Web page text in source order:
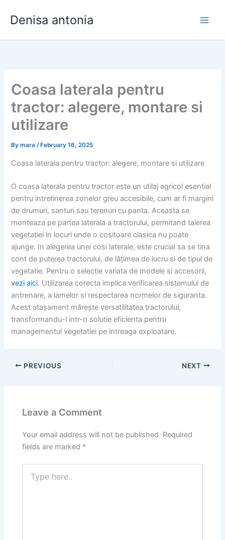
Denisa antonia
Coasa laterala pentru
tractor: alegere, montare si
utilizare
Bymara/ February 16, 2025
Coasa laterala pentru tractor: alegere, montare si utilizare
O coasa laterala pentru tractor este un utilaj agricol esential
pentru intretinerea zonelor greu accesibile, cum ar fi margini
de drumuri, santuri sau terenuri cu panta. Aceasta se
monteaza pe partea laterala a tractorului, permitand taierea
vegetatiei in locuri unde o cositoare clasica nu poate
ajunge. In alegerea unei cosi laterale, este crucial sa se tina
cont de puterea tractorului, de lățimea de lucru si de tipul de
vegetatie. Pentru o selectie variata de modele si accesorii,
vezi aici. Utilizarea corecta implica verificarea sistemului de
antrenare, a lamelor si respectarea normelor de siguranta.
Acest atașament mărește versatilitatea tractorului,
transformandu-l intr-o solutie eficienta pentru
managementul vegetatiei pe intreaga exploatare.
PREVIOUS NEXT
Leave a Comment
Your email address will not be published. Required
fields are marked *
here..